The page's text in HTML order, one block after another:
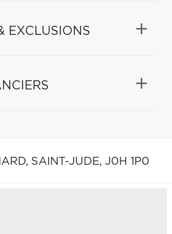
EXCLUSIONS
SAINT-JUDE, J0H 1P0